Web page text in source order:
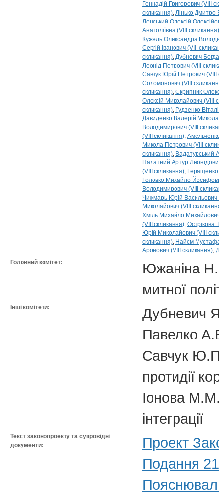
Геннадій Григорович (VIII
скликання) Лінько Дмитро
Ленський Олексій
Анатоліївна (VIII скликання)
Кужель Олександра
Сергій Іванович (VIII
скликання) Дубневич
Леонід Петрович (VIII
Савчук Юрій Петрович (VIII
Соломонович (VIII
скликання) Скрипник
Олексій Миколайович (VIII
скликання) Гудзенко
Давиденко Валерій
Володимирович (VIII
(VIII скликання)
Микола Петрович (VIII
скликання) Вадатурський
Палатний Артур
(VIII скликання)
Головко Михайло
Володимирович (VIII
Чижмарь Юрій Васильович
Миколайович (VIII
Хміль Михайло
(VIII скликання) Острікова
Юрій Миколайович (VIII
скликання) Найєм
Аронович (VIII скликання)
Головний комітет:
Южаніна
митної
Інші комітети:
Дубневич
Павелко
Савчук Ю.П.
протидії
Іонова М.М.
інтеграції
Текст законопроекту та супровідні
документи:
Проект
Подання